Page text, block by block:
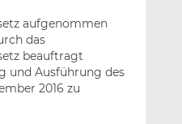
aufgenommen
das
beauftragt
und Ausführung des
2016 zu